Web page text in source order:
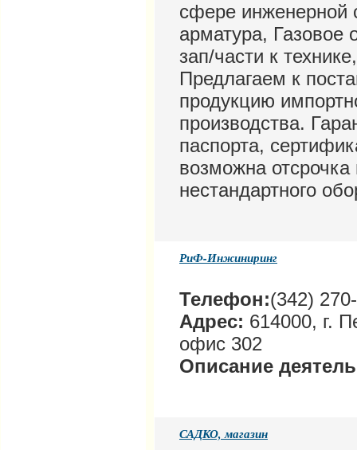
сфере инженерной
арматура, Газовое
зап/части к
Предлагаем к
продукцию
производства.
паспорта,
возможна
нестандартного
РиФ-Инжиниринг
Телефон:(342)
Адрес: 614000, г.
офис 302
Описание
САДКО, магазин